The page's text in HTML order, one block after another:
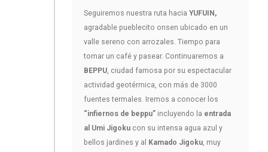
Seguiremos nuestra ruta hacia YUFUIN,
agradable pueblecito onsen ubicado en un
valle sereno con arrozales. Tiempo para
tomar un café y pasear. Continuaremos a
BEPPU, ciudad famosa por su espectacular
actividad geotérmica, con más de 3000
fuentes termales. Iremos a conocer los
“infiernos de beppu” incluyendo la entrada
al Umi Jigoku con su intensa agua azul y
bellos jardines y al
Kamado Jigoku, muy